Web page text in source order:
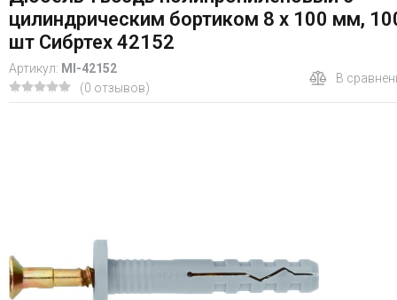
цилиндрическим бортиком 8 х 100 мм,
шт Сибртех 42152
Артикул: MI-42152
(0 отзывов)
В